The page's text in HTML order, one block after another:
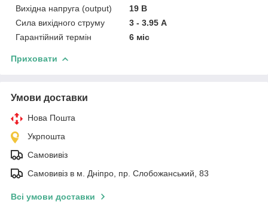
Вихідна напруга (output)
19 В
Сила вихідного струму
3 - 3.95 А
Гарантійний термін
6 міс
Приховати
Умови доставки
Нова Пошта
Укрпошта
Самовивіз
Самовивіз в м. Дніпро, пр. Слобожанський, 83
Всі умови доставки